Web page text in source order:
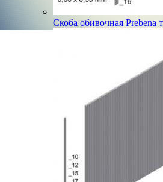
Скоба обивочная